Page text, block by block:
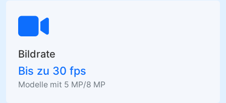
Bildrate
Bis zu 30 fps
Modelle mit 5 MP/8 MP